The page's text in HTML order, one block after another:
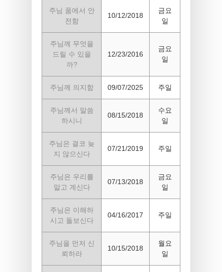
주님 품에서 안
전함
10/12/2018
금요
일
주님께 무엇을
드릴 수 있을
까?
12/23/2016
금요
일
주님께 의지함 09/07/2025 주일
주님께서 말씀
하시니
08/15/2018
수요
일
주님은 결코 늦
지 않으신다
07/21/2019 주일
주님은 우리를
알고 계신다
07/13/2018
금요
일
주님은 이해하
시고 돌보신다
04/16/2017 주일
주님을 먼저 신
뢰하라
10/15/2018
월요
일